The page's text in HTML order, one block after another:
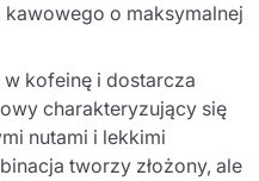
o maksymalnej
kofeinę i dostarcza
charakteryzujący się
nutami i lekkimi
tworzy złożony, ale